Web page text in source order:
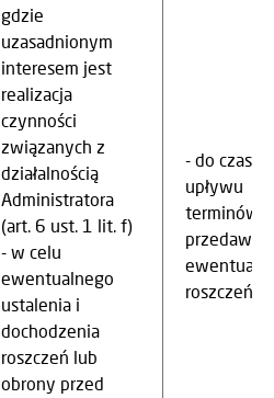
gdzie
uzasadnionym
interesem jest
realizacja
czynności
związanych z
działalnością
Administratora
(art. 6 ust. 1 lit. f)
- w celu
ewentualnego
ustalenia i
dochodzenia
roszczeń lub
obrony przed
- do czasu
upływu
terminów
roszczeń